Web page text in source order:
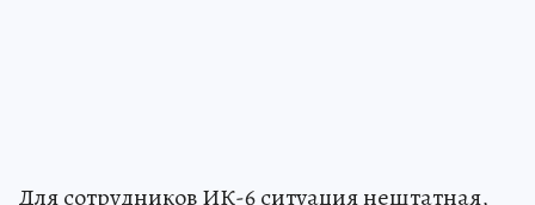
Для сотрудников ИК-6 ситуация нештатная,